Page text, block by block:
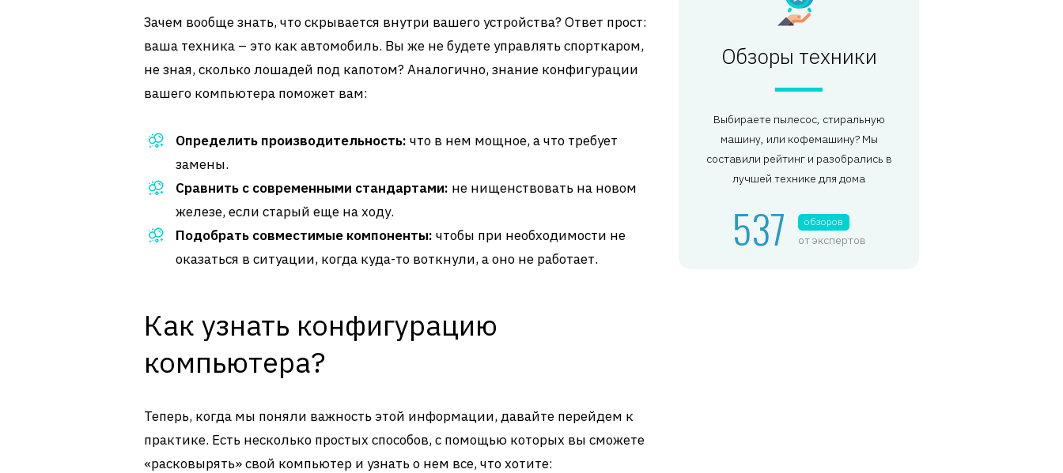
Зачем вообще знать, что скрывается внутри вашего устройства? Ответ прост:
ваша техника – это как автомобиль. Вы же не будете управлять спорткаром,
не зная, сколько лошадей под капотом? Аналогично, знание конфигурации
вашего компьютера поможет вам:
Определить производительность: что в нем мощное, а что требует
замены.
Сравнить с современными стандартами: не нищенствовать на новом
железе, если старый еще на ходу.
Подобрать совместимые компоненты: чтобы при необходимости не
оказаться в ситуации, когда куда-то воткнули, а оно не работает.
Как узнать конфигурацию
компьютера?
Теперь, когда мы поняли важность этой информации, давайте перейдем к
практике. Есть несколько простых способов, с помощью которых вы сможете
«расковырять» свой компьютер и узнать о нем все, что хотите:
Обзоры техники
Выбираете пылесос, стиральную
машину, или кофемашину? Мы
составили рейтинг и разобрались в
лучшей технике для дома
537 обзоров
от экспертов